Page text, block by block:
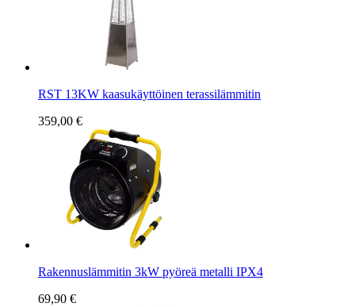
RST 13KW kaasukäyttöinen terassilämmitin
359,00 €
Rakennuslämmitin 3kW pyöreä metalli IPX4
69,90 €